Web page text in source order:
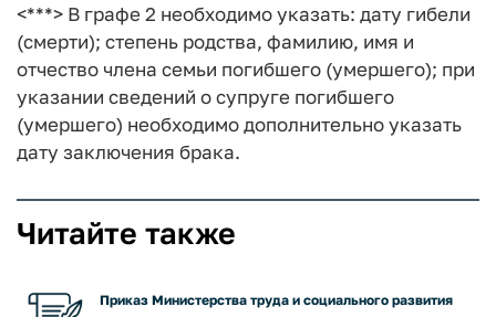
<***> В графе 2 необходимо указать: дату гибели
(смерти); степень родства, фамилию, имя и
отчество члена семьи погибшего (умершего); при
указании сведений о супруге погибшего
(умершего) необходимо дополнительно указать
дату заключения брака.
Читайте также
Приказ Министерства труда и социального развития